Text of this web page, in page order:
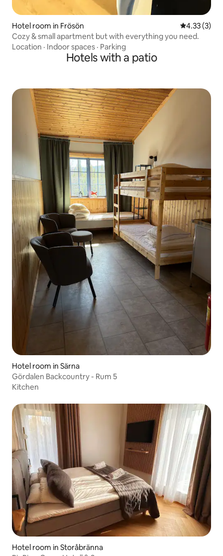
Hotel room in Frösön 4.33 out of
4.33 (3)
Cozy & small apartment but with everything you need.
Location · Indoor spaces · Parking
Hotels with a patio
Hotel room in Särna
Gördalen Backcountry - Rum 5
Kitchen
Hotel room in Storåbränna